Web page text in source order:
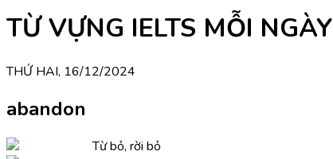
TỪ VỰNG IELTS MỖI NGÀY
THỨ HAI, 16/12/2024
abandon
Từ bỏ, rời bỏ